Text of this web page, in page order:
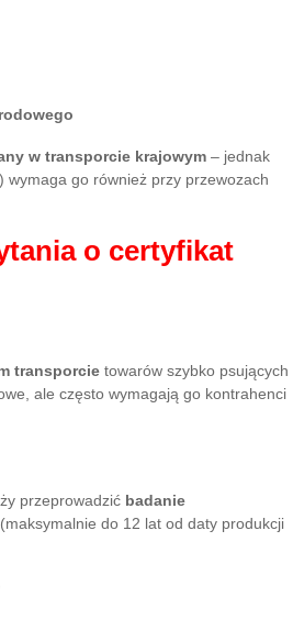
w transporcie krajowym – jednak
go również przy przewozach
o certyfikat
transporcie towarów szybko psujących
ale często wymagają go kontrahenci
przeprowadzić badanie
do 12 lat od daty produkcji